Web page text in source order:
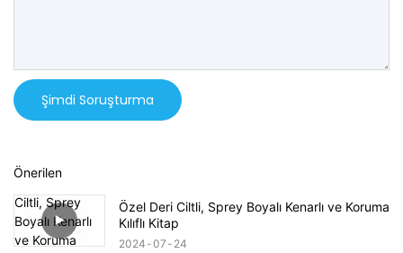
Şimdi Soruşturma
Önerilen
Özel Deri Ciltli, Sprey Boyalı Kenarlı ve Koruma
Kılıflı Kitap
2024 07 24